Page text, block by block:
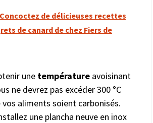
Concoctez de délicieuses recettes
de canard de chez Fiers de
une température avoisinant
ne devrez pas excéder 300 °C
aliments soient carbonisés.
une plancha neuve en inox